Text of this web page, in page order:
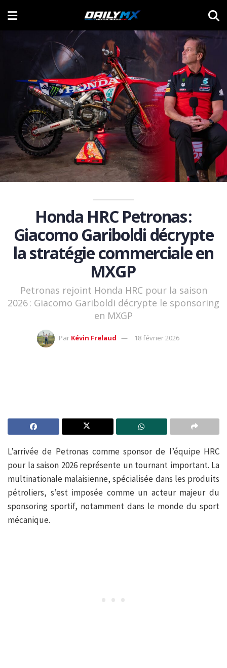
Honda HRC Petronas :
Giacomo Gariboldi décrypte
la stratégie commerciale en
MXGP
Petronas rejoint Honda HRC pour la saison
2026 : Giacomo Gariboldi décrypte le sponsoring
en MXGP
Par Kévin Frelaud 18 février 2026
L’arrivée de Petronas comme sponsor de l’équipe HRC
pour la saison 2026 représente un tournant important. La
multinationale malaisienne, spécialisée dans les produits
pétroliers, s’est imposée comme un acteur majeur du
sponsoring sportif, notamment dans le monde du sport
mécanique.